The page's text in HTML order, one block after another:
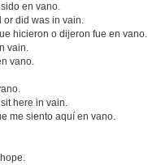
en vano.
or did was in vain.
hicieron o dijeron fue en vano.
vain.
vano.
here in vain.
me siento aquí en vano.